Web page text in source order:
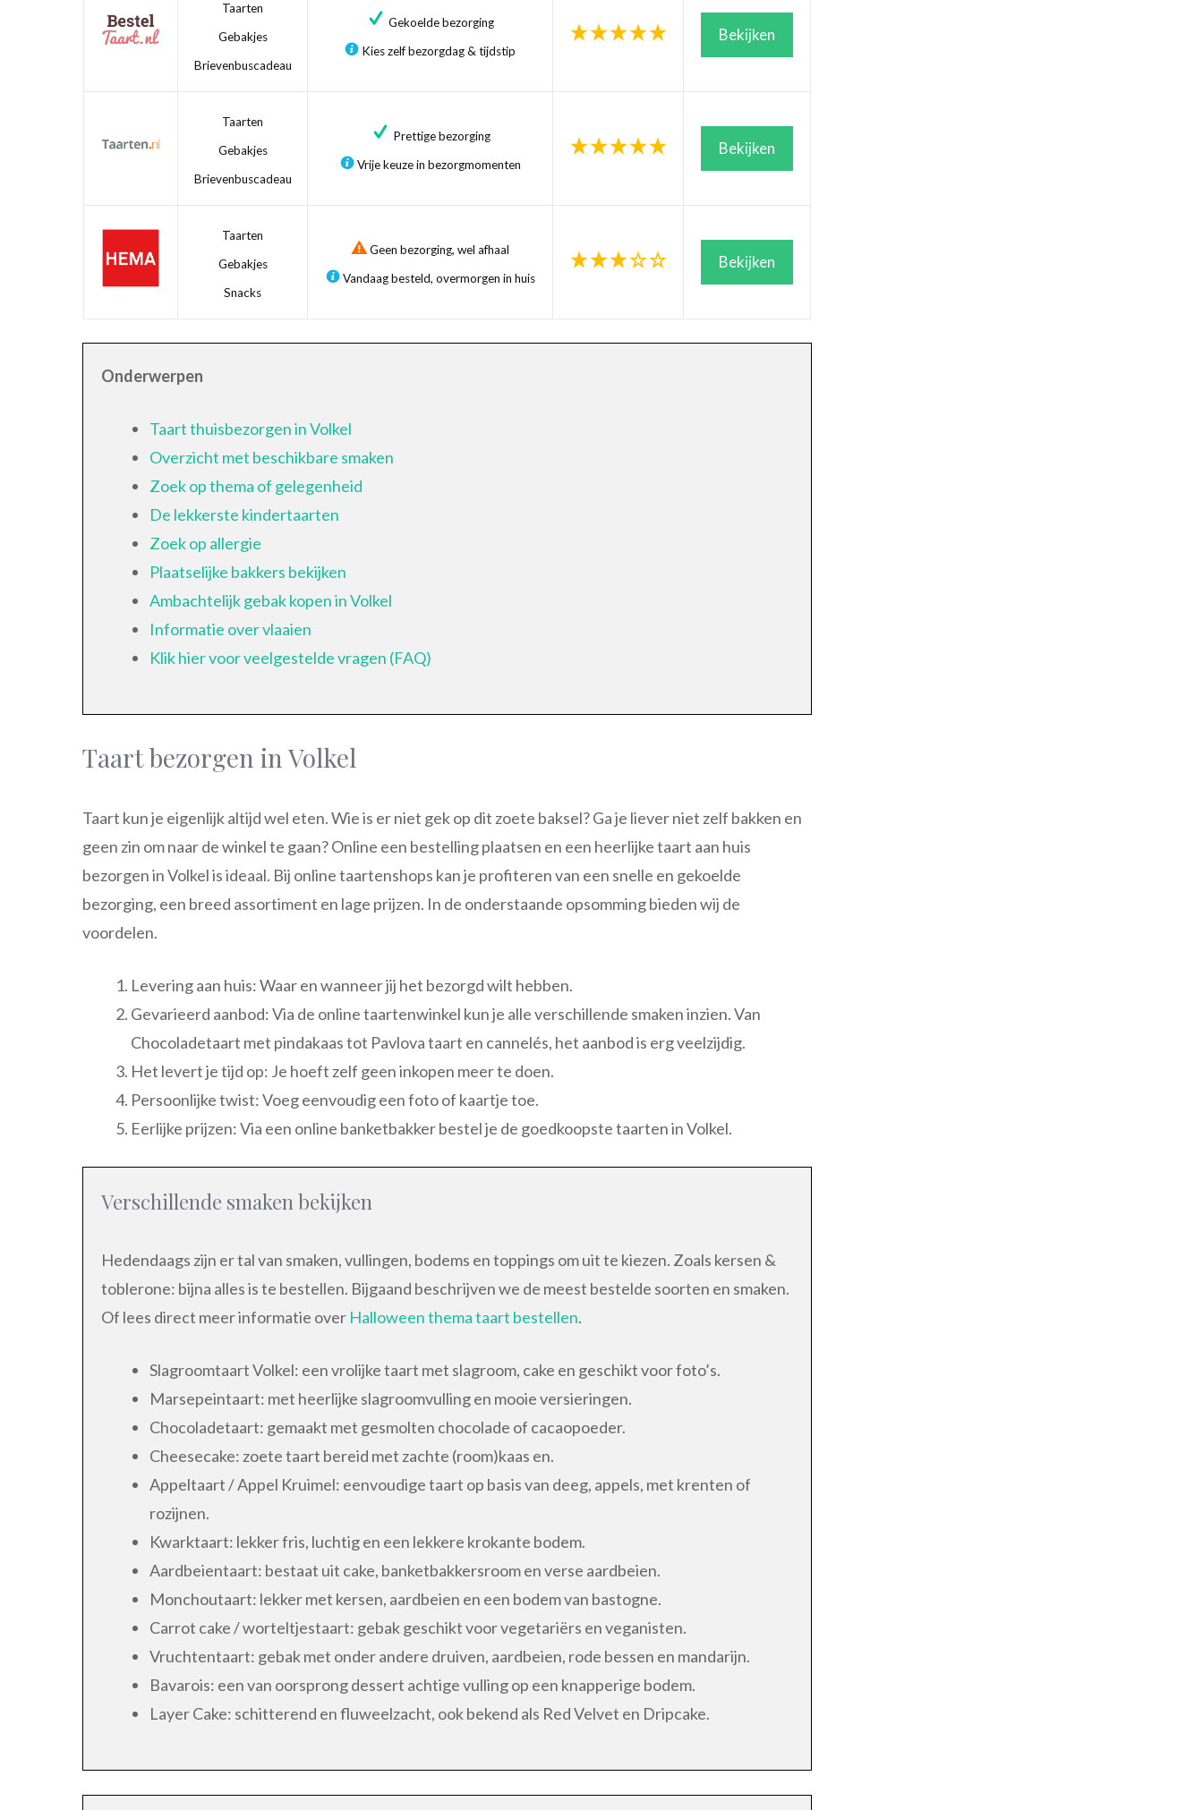
Taarten
Gebakjes
Brievenbuscadeau
Gekoelde bezorging
Kies zelf bezorgdag & tijdstip
Bekijken
Taarten
Gebakjes
Brievenbuscadeau
Prettige bezorging
Vrije keuze in bezorgmomenten
Bekijken
Taarten
Gebakjes
Snacks
Geen bezorging, wel afhaal
Vandaag besteld, overmorgen in huis
Bekijken
Onderwerpen
Taart thuisbezorgen in Volkel
Overzicht met beschikbare smaken
Zoek op thema of gelegenheid
De lekkerste kindertaarten
Zoek op allergie
Plaatselijke bakkers bekijken
Ambachtelijk gebak kopen in Volkel
Informatie over vlaaien
Klik hier voor veelgestelde vragen (FAQ)
Taart bezorgen in Volkel
Taart kun je eigenlijk altijd wel eten. Wie is er niet gek op dit zoete baksel? Ga je liever niet zelf bakken en
geen zin om naar de winkel te gaan? Online een bestelling plaatsen en een heerlijke taart aan huis
bezorgen in Volkel is ideaal. Bij online taartenshops kan je profiteren van een snelle en gekoelde
bezorging, een breed assortiment en lage prijzen. In de onderstaande opsomming bieden wij de
voordelen.
Levering aan huis: Waar en wanneer jij het bezorgd wilt hebben.
Gevarieerd aanbod: Via de online taartenwinkel kun je alle verschillende smaken inzien. Van
Chocoladetaart met pindakaas tot Pavlova taart en cannelés, het aanbod is erg veelzijdig.
Het levert je tijd op: Je hoeft zelf geen inkopen meer te doen.
Persoonlijke twist: Voeg eenvoudig een foto of kaartje toe.
Eerlijke prijzen: Via een online banketbakker bestel je de goedkoopste taarten in Volkel.
Verschillende smaken bekijken
Hedendaags zijn er tal van smaken, vullingen, bodems en toppings om uit te kiezen. Zoals kersen &
toblerone: bijna alles is te bestellen. Bijgaand beschrijven we de meest bestelde soorten en smaken.
Of lees direct meer informatie over Halloween thema taart bestellen.
Slagroomtaart Volkel: een vrolijke taart met slagroom, cake en geschikt voor foto’s.
Marsepeintaart: met heerlijke slagroomvulling en mooie versieringen.
Chocoladetaart: gemaakt met gesmolten chocolade of cacaopoeder.
Cheesecake: zoete taart bereid met zachte (room)kaas en.
Appeltaart / Appel Kruimel: eenvoudige taart op basis van deeg, appels, met krenten of
rozijnen.
Kwarktaart: lekker fris, luchtig en een lekkere krokante bodem.
Aardbeientaart: bestaat uit cake, banketbakkersroom en verse aardbeien.
Monchoutaart: lekker met kersen, aardbeien en een bodem van bastogne.
Carrot cake / worteltjestaart: gebak geschikt voor vegetariërs en veganisten.
Vruchtentaart: gebak met onder andere druiven, aardbeien, rode bessen en mandarijn.
Bavarois: een van oorsprong dessert achtige vulling op een knapperige bodem.
Layer Cake: schitterend en fluweelzacht, ook bekend als Red Velvet en Dripcake.